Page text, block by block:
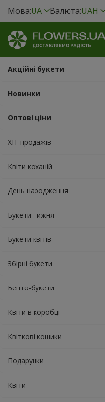
Мова:UA Валюта:UAH
Акційні букети
Новинки
Оптові ціни
ХІТ продажів
Квіти коханій
День народження
Букети тижня
Букети квітів
Збірні букети
Бенто-букети
Квіти в коробці
Квіткові кошики
Подарунки
Квіти